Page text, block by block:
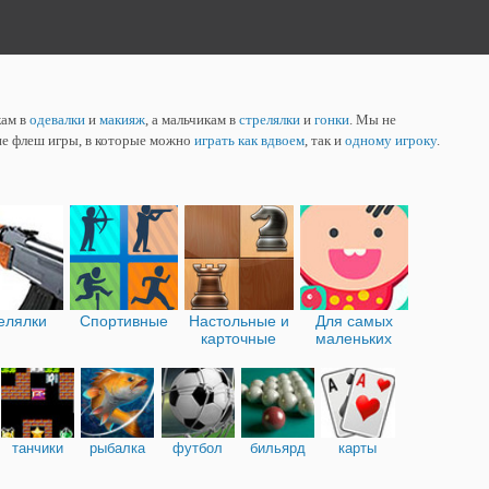
в одевалки и макияж, а мальчикам в стрелялки и гонки. Мы не
флеш игры, в которые можно играть как вдвоем, так и одному игроку.
Спортивные
Настольные и
карточные
Для самых
маленьких
танчики рыбалка футбол бильярд карты